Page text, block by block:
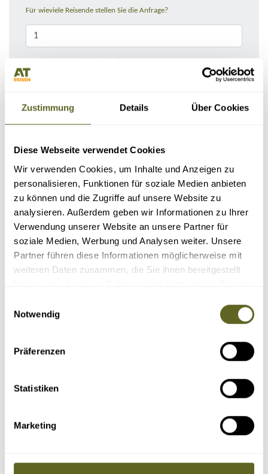
Zustimmung Details Über Cookies
Diese Webseite verwendet Cookies
Wir verwenden Cookies, um Inhalte und Anzeigen zu
personalisieren, Funktionen für soziale Medien anbieten
zu können und die Zugriffe auf unsere Website zu
analysieren. Außerdem geben wir Informationen zu Ihrer
Verwendung unserer Website an unsere Partner für
soziale Medien, Werbung und Analysen weiter. Unsere
Partner führen diese Informationen möglicherweise mit
weiteren Daten zusammen, die Sie ihnen bereitgestellt
Notwendig
Präferenzen
Statistiken
Marketing
Für wieviele Reisende stellen Sie die Anfrage?
KONTAKTDATEN